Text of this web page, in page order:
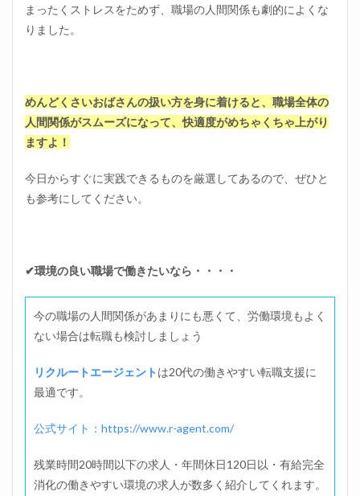
まったくストレスをためず、職場の人間関係も劇的によくな
りました。
めんどくさいおばさんの扱い方を身に着けると、職場全体の
人間関係がスムーズになって、快適度がめちゃくちゃ上がり
ますよ！
今日からすぐに実践できるものを厳選してあるので、ぜひと
も参考にしてください。
✔環境の良い職場で働きたいなら・・・・
今の職場の人間関係があまりにも悪くて、労働環境もよく
ない場合は転職も検討しましょう
リクルートエージェントは20代の働きやすい転職支援に
最適です。
公式サイト：https://www.r-agent.com/
残業時間20時間以下の求人・年間休日120日以・有給完全
消化の働きやすい環境の求人が数多く紹介してくれます。